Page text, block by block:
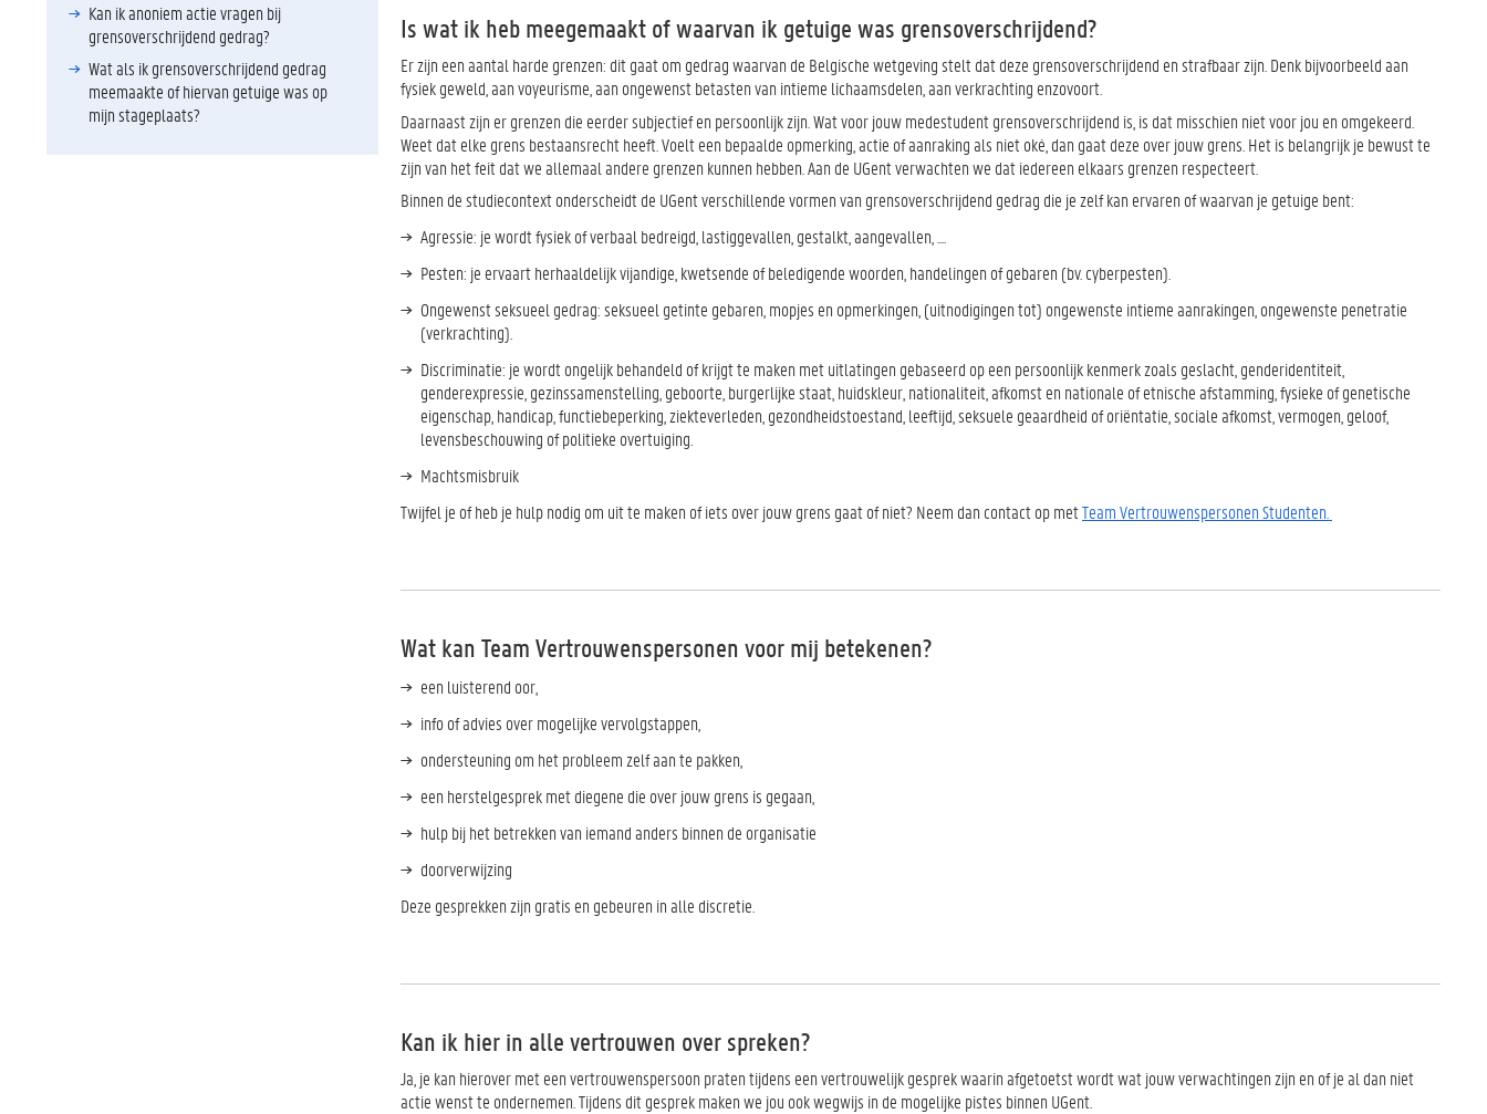
Kan ik anoniem actie vragen bij
grensoverschrijdend gedrag?
Wat als ik grensoverschrijdend gedrag
meemaakte of hiervan getuige was op
mijn stageplaats?
Is wat ik heb meegemaakt of waarvan ik getuige was grensoverschrijdend?
Er zijn een aantal harde grenzen: dit gaat om gedrag waarvan de Belgische wetgeving stelt dat deze grensoverschrijdend en strafbaar zijn. Denk bijvoorbeeld aan
fysiek geweld, aan voyeurisme, aan ongewenst betasten van intieme lichaamsdelen, aan verkrachting enzovoort.
Daarnaast zijn er grenzen die eerder subjectief en persoonlijk zijn. Wat voor jouw medestudent grensoverschrijdend is, is dat misschien niet voor jou en omgekeerd.
Weet dat elke grens bestaansrecht heeft. Voelt een bepaalde opmerking, actie of aanraking als niet oké, dan gaat deze over jouw grens. Het is belangrijk je bewust te
zijn van het feit dat we allemaal andere grenzen kunnen hebben. Aan de UGent verwachten we dat iedereen elkaars grenzen respecteert.
Binnen de studiecontext onderscheidt de UGent verschillende vormen van grensoverschrijdend gedrag die je zelf kan ervaren of waarvan je getuige bent:
Agressie: je wordt fysiek of verbaal bedreigd, lastiggevallen, gestalkt, aangevallen, ....
Pesten: je ervaart herhaaldelijk vijandige, kwetsende of beledigende woorden, handelingen of gebaren (bv. cyberpesten).
Ongewenst seksueel gedrag: seksueel getinte gebaren, mopjes en opmerkingen, (uitnodigingen tot) ongewenste intieme aanrakingen, ongewenste penetratie
(verkrachting).
Discriminatie: je wordt ongelijk behandeld of krijgt te maken met uitlatingen gebaseerd op een persoonlijk kenmerk zoals geslacht, genderidentiteit,
genderexpressie, gezinssamenstelling, geboorte, burgerlijke staat, huidskleur, nationaliteit, afkomst en nationale of etnische afstamming, fysieke of genetische
eigenschap, handicap, functiebeperking, ziekteverleden, gezondheidstoestand, leeftijd, seksuele geaardheid of oriëntatie, sociale afkomst, vermogen, geloof,
levensbeschouwing of politieke overtuiging.
Machtsmisbruik
Twijfel je of heb je hulp nodig om uit te maken of iets over jouw grens gaat of niet? Neem dan contact op metTeam Vertrouwenspersonen Studenten.
Wat kan Team Vertrouwenspersonen voor mij betekenen?
een luisterend oor,
info of advies over mogelijke vervolgstappen,
ondersteuning om het probleem zelf aan te pakken,
een herstelgesprek met diegene die over jouw grens is gegaan,
hulp bij het betrekken van iemand anders binnen de organisatie
doorverwijzing
Deze gesprekken zijn gratis en gebeuren in alle discretie.
Kan ik hier in alle vertrouwen over spreken?
Ja, je kan hierover met een vertrouwenspersoon praten tijdens een vertrouwelijk gesprek waarin afgetoetst wordt wat jouw verwachtingen zijn en of je al dan niet
actie wenst te ondernemen. Tijdens dit gesprek maken we jou ook wegwijs in de mogelijke pistes binnen UGent.